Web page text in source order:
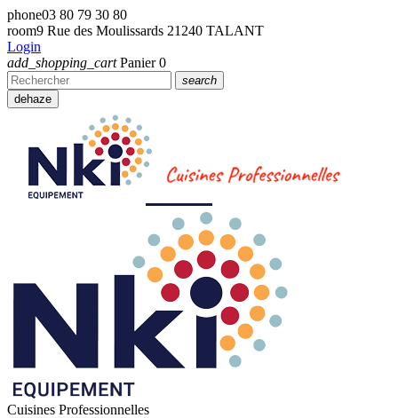
phone03 80 79 30 80
room9 Rue des Moulissards 21240 TALANT
Login
add_shopping_cart Panier 0
search
dehaze
Cuisines Professionnelles